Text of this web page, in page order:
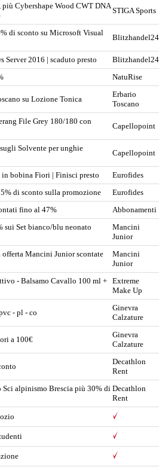
Cybershape Wood CWT DNA
STIGA Sports
di sconto su Microsoft Visual
Blitzhandel24
Server 2016 | scaduto presto
Blitzhandel24
NatuRise
su Lozione Tonica
Erbario
Toscano
File Grey 180/180 con
Capellopoint
Solvente per unghie
Capellopoint
bobina Fiori | Finisci presto
Eurofides
di sconto sulla promozione
Eurofides
fino al 47%
Abbonamenti
Set bianco/blu neonato
Mancini
Junior
Mancini Junior scontate
Mancini
Junior
- Balsamo Cavallo 100 ml + Extreme
Make Up
- pl - co
Ginevra
Calzature
a 100€
Ginevra
Calzature
Decathlon
Rent
alpinismo Brescia più 30% di Decathlon
Rent